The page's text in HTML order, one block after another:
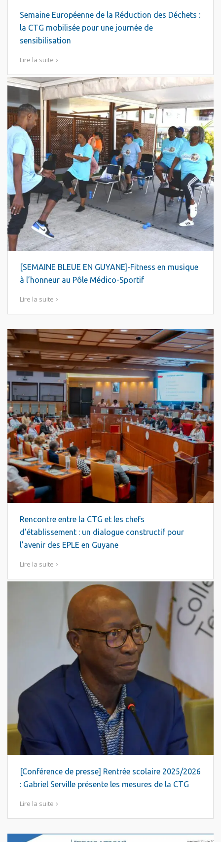
Semaine Européenne de la Réduction des Déchets :
la CTG mobilisée pour une journée de
sensibilisation
Lire la suite
[SEMAINE BLEUE EN GUYANE]-Fitness en musique
à l’honneur au Pôle Médico-Sportif
Lire la suite
Rencontre entre la CTG et les chefs
d’établissement : un dialogue constructif pour
l’avenir des EPLE en Guyane
Lire la suite
[Conférence de presse] Rentrée scolaire 2025/2026
: Gabriel Serville présente les mesures de la CTG
Lire la suite